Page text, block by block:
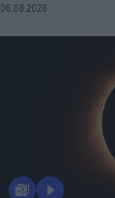
06.08.2026